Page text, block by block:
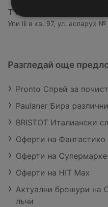
T MARKET
Упи Iii в кв. 97, ул. аспарух
Разгледай още
Pronto Спрей за
Paulaner Бира
BRISTOT Италиански
Оферти на Фантастико
Оферти на
Оферти на HIT Max
Актуални брошури на
лъчи